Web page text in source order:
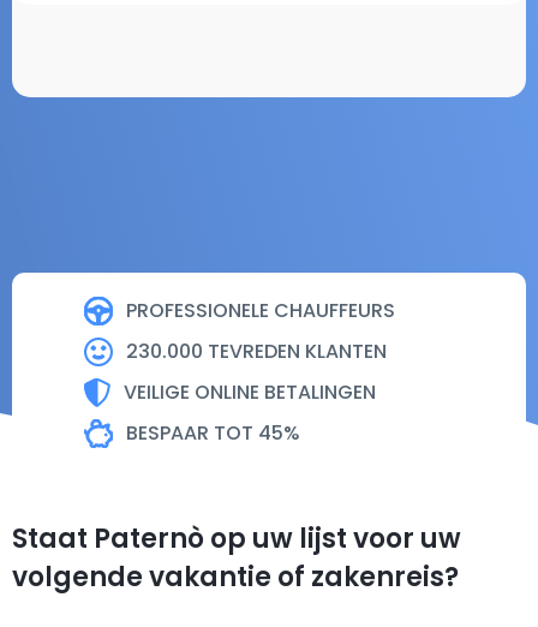
PROFESSIONELE CHAUFFEURS
230.000 TEVREDEN KLANTEN
VEILIGE ONLINE BETALINGEN
BESPAAR TOT 45%
Staat Paternò op uw lijst voor uw
volgende vakantie of zakenreis?